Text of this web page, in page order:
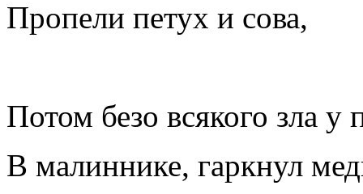
Пропели петух и сова,
Потом безо всякого зла у
В малиннике, гаркнул